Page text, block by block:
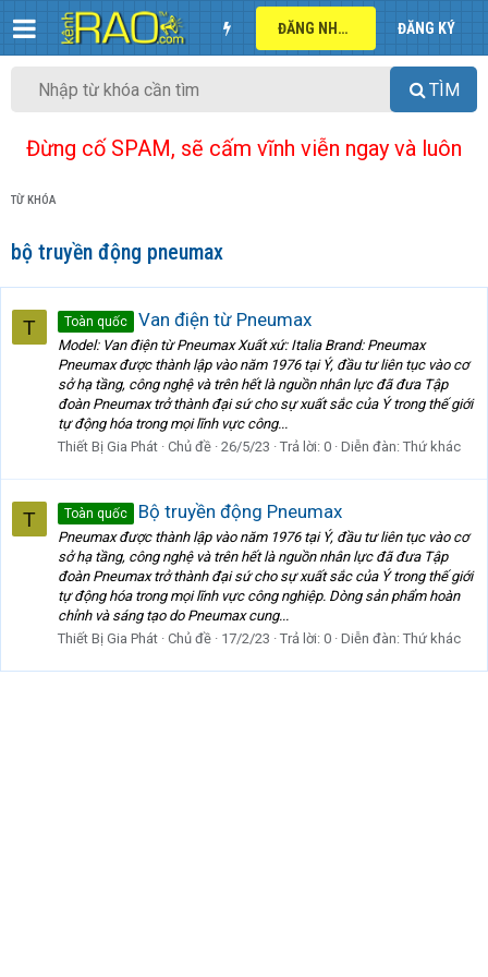
ĐĂNG NHẬP ĐĂNG KÝ
TÌM
Đừng cố SPAM, sẽ cấm vĩnh viễn ngay và luôn
TỪ KHÓA
bộ truyền động pneumax
T Toàn quốc Van điện từ Pneumax
Model: Van điện từ Pneumax Xuất xứ: Italia Brand: Pneumax
Pneumax được thành lập vào năm 1976 tại Ý, đầu tư liên tục vào cơ
sở hạ tầng, công nghệ và trên hết là nguồn nhân lực đã đưa Tập
đoàn Pneumax trở thành đại sứ cho sự xuất sắc của Ý trong thế giới
tự động hóa trong mọi lĩnh vực công...
Thiết Bị Gia Phát Chủ đề 26/5/23 Trả lời: 0 Diễn đàn: Thứ khác
T Toàn quốc Bộ truyền động Pneumax
Pneumax được thành lập vào năm 1976 tại Ý, đầu tư liên tục vào cơ
sở hạ tầng, công nghệ và trên hết là nguồn nhân lực đã đưa Tập
đoàn Pneumax trở thành đại sứ cho sự xuất sắc của Ý trong thế giới
tự động hóa trong mọi lĩnh vực công nghiệp. Dòng sản phẩm hoàn
chỉnh và sáng tạo do Pneumax cung...
Thiết Bị Gia Phát Chủ đề 17/2/23 Trả lời: 0 Diễn đàn: Thứ khác